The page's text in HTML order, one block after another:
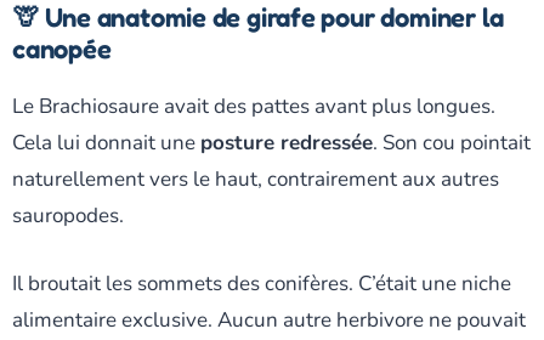
🦒 Une anatomie de girafe pour dominer la
canopée
Le Brachiosaure avait des pattes avant plus longues.
Cela lui donnait une posture redressée. Son cou pointait
naturellement vers le haut, contrairement aux autres
sauropodes.
Il broutait les sommets des conifères. C’était une niche
alimentaire exclusive. Aucun autre herbivore ne pouvait